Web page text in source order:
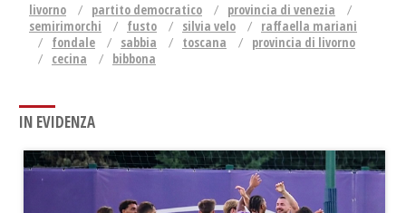
livorno partito democratico
provincia di venezia
semirimorchi
fusto silvia velo
raffaella mariani
fondale
sabbia toscana
provincia di livorno
cecina
bibbona
IN EVIDENZA